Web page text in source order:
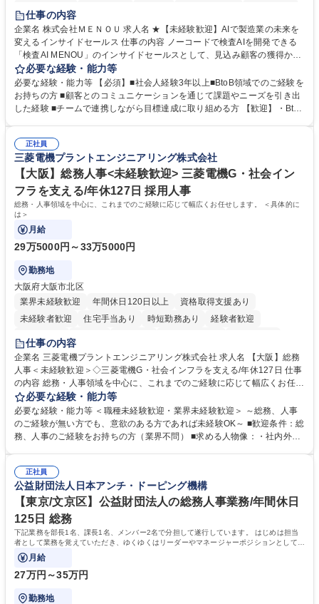
時短勤務あり
駅近5分以内
土日祝休み 服装自由
仕事の内容
企業名 株式会社ＭＥＮＯＵ 求人名 ★【未経験歓迎】AIで製造業の未来を
変えるインサイドセールス 仕事の内容 ノーコードで検査AIを開発できる
「検査AI MENOU」のインサイドセールスとして、見込み顧客の獲得から
商談機会の創出までを担っていただきます。マーケティングとフィールド
セールスをつなぐ役割として、 適切なタイミングで顧客とコミュニケーシ
ョンを取りながら、受注につながる商談機会の最大化を目指します。 【具
体的な仕事内容】 リードへの電話・メールによるアプローチ/リードナー
実行/フィールドセールスへの案件連携 募集職種 ★【未経験歓迎】AIで製
造業の未来を変えるインサイドセールス
必要な経験・能力等
必要な経験・能力等 【必須】■社会人経験3年以上■BtoB領域でのご経験を
お持ちの方 ■顧客とのコミュニケーションを通じて課題やニーズを引き出
した経験 ■チームで連携しながら目標達成に取り組める方 【歓迎】・BtoB
企画・実行経験 ・CRM・リードナーチャリングに関する知見 ・データを
もとに営業プロセスを改善した経験 学歴・資格 学歴：大学院 大学 高専 短
大 専修学校 高校 語学力： 資格：
正社員
三菱電機プラントエンジニアリング株式会社
【大阪】総務人事<未経験歓迎> 三菱電機G・社会イン
フラを支える/年休127日 採用人事
総務・人事領域を中心に、これまでのご経験に応じて幅広くお任せします。 ＜具体的に
は＞
月給
29万5000円～33万5000円
勤務地
大阪府大阪市北区
業界未経験歓迎
年間休日120日以上
資格取得支援あり
未経験者歓迎
住宅手当あり 時短勤務あり
経験者歓迎
退職金あり
駅近5分以内
土日祝休み 服装自由 寮・社宅あり 食事補助あり
仕事の内容
企業名 三菱電機プラントエンジニアリング株式会社 求人名 【大阪】総務
人事＜未経験歓迎＞◇三菱電機G・社会インフラを支える/年休127日 仕事
の内容 総務・人事領域を中心に、これまでのご経験に応じて幅広くお任せ
します。 ＜具体的には＞ ・総務/人事労務（給与・社保・勤怠管理など）
・採用・教育研修 ・福利厚生運用 など ※基本的には事務所勤務ですが、
採用や教育等の業務内容により、関西圏以外への日帰り・宿泊を伴う国内
出張もございます。 ※担当業務を持ちつつ、お互いに助け合いながら、総
必要な経験・能力等
必要な経験・能力等 ＜職種未経験歓迎・業界未経験歓迎＞ ～総務、人事
のご経験が無い方でも、意欲のある方であれば未経験OK～ ■歓迎条件：総
務、人事のご経験をお持ちの方（業界不問） ■求める人物像：・社内外の
正社員
公益財団法人日本アンチ・ドーピング機構
【東京/文京区】公益財団法人の総務人事業務/年間休日
125日 総務
下記業務を部長1名、課長1名、メンバー2名で分担して遂行しています。 はじめは担当
者として業務を覚えていただき、ゆくゆくはリーダーやマネージャーポジションとして活
躍いただくことを期待しています。
月給
27万円～35万円
勤務地